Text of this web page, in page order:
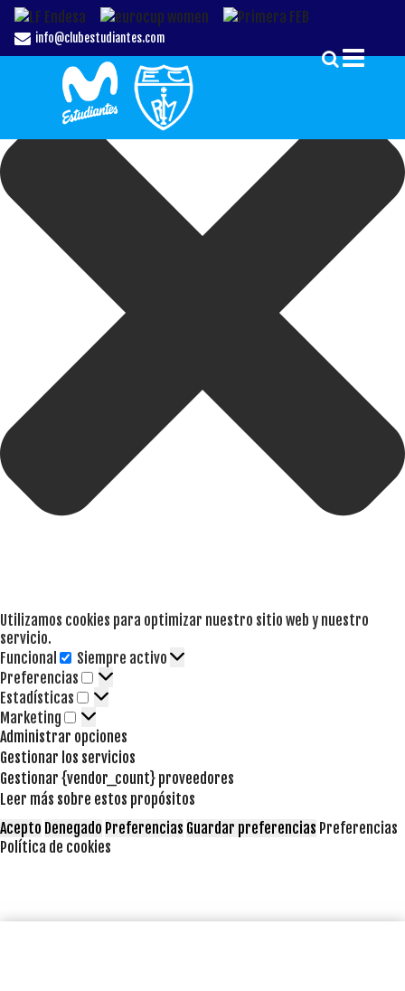
Gestionar el Consentimiento de las Cookies
Utilizamos cookies para optimizar nuestro sitio web y nuestro
servicio.
Funcional
Funcional
Siempre activo
Preferencias
Preferencias
Estadísticas Estadísticas
Marketing Marketing
Administrar opciones
Gestionar los servicios
Gestionar {vendor_count} proveedores
Leer más sobre estos propósitos
Acepto Denegado Preferencias Guardar preferencias Preferencias
Política de cookies
info@clubestudiantes.com